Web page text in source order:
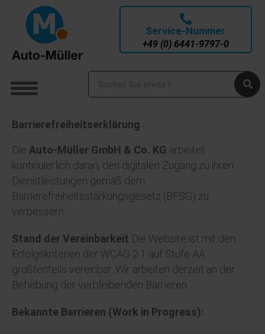
Barrierefreiheitserklärung
Die Auto-Müller GmbH & Co. KG arbeitet
kontinuierlich daran, den digitalen Zugang zu ihren
Dienstleistungen gemäß dem
Barrierefreiheitsstärkungsgesetz (BFSG) zu
verbessern.
Stand der Vereinbarkeit Die Website ist mit den
Erfolgskriterien der WCAG 2.1 auf Stufe AA
größtenteils vereinbar. Wir arbeiten derzeit an der
Behebung der verbleibenden Barrieren.
Bekannte Barrieren (Work in Progress):
Service-Nummer
+49 (0) 6441-9797-0